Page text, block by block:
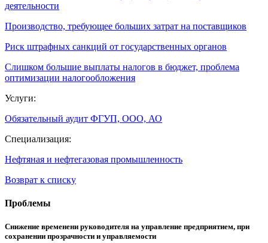
деятельности
Производство, требующее больших затрат на поставщиков
Риск штрафных санкций от государственных органов
Слишком большие выплаты налогов в бюджет, проблема
оптимизации налогообложения
Услуги:
Обязательный аудит ФГУП, ООО, АО
Специализация:
Нефтяная и нефтегазовая промышленность
Возврат к списку
Проблемы
Снижение временени руководителя на управление предприятием, при
сохранении прозрачности и управляемости